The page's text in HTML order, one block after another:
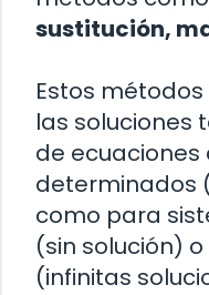
sustitución,
Estos
las soluciones
de
determinados
como para
(sin solución)
(infinitas